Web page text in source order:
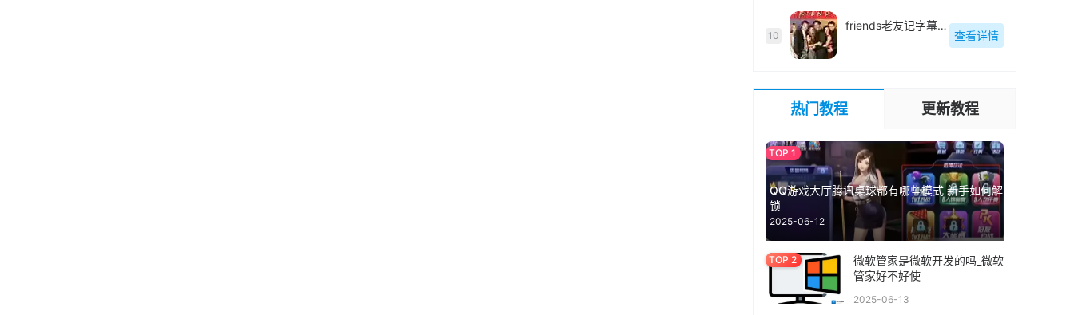
10
friends老友记字幕中英文对照完整版-
查看详情
热门教程 更新教程
QQ游戏大厅腾讯桌球都有哪些模式 新手如何解
锁
2025-06-12
微软管家是微软开发的吗_微软
管家好不好使
2025-06-13